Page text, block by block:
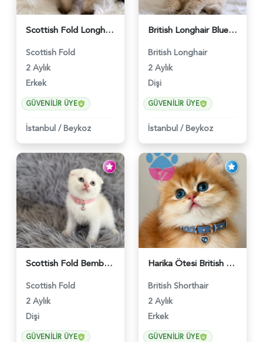
Scottish Fold Longhair Çikolata Erkek Yavrumuz - 6119
Scottish Fold
2 Aylık
Erkek
GÜVENILIR ÜYE
İstanbul / Beykoz
British Longhair Blue Point Afrodit Yuva Arıyor - 6118
British Longhair
2 Aylık
Dişi
GÜVENILIR ÜYE
İstanbul / Beykoz
Scottish Fold Bembeyaz Pembe Burun Yavrumuz - 6120
Scottish Fold
2 Aylık
Dişi
GÜVENILIR ÜYE
Harika Ötesi British Longhair Golden Parlayan Yıldız - 6141
British Shorthair
2 Aylık
Erkek
GÜVENILIR ÜYE